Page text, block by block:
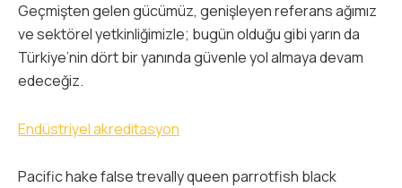
Geçmişten gelen gücümüz, genişleyen referans ağımız
ve sektörel yetkinliğimizle; bugün olduğu gibi yarın da
Türkiye’nin dört bir yanında güvenle yol almaya devam
edeceğiz.
Endüstriyel akreditasyon
Pacific hake false trevally queen parrotfish black